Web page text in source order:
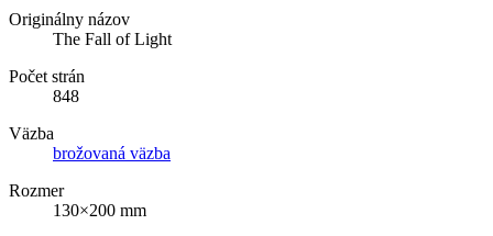
Originálny názov
The Fall of Light
Počet strán
848
Väzba
brožovaná väzba
Rozmer
130×200 mm